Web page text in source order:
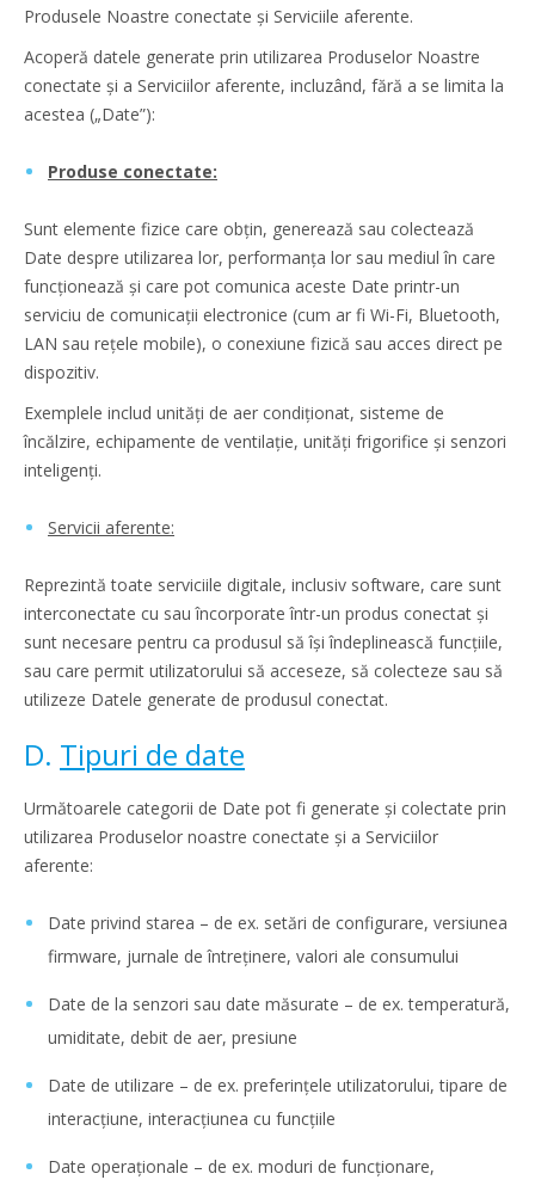
Produsele Noastre conectate și Serviciile aferente.
Acoperă datele generate prin utilizarea Produselor Noastre
conectate și a Serviciilor aferente, incluzând, fără a se limita la
acestea („Date”):
Produse conectate:
Sunt elemente fizice care obțin, generează sau colectează
Date despre utilizarea lor, performanța lor sau mediul în care
funcționează și care pot comunica aceste Date printr-un
serviciu de comunicații electronice (cum ar fi Wi-Fi, Bluetooth,
LAN sau rețele mobile), o conexiune fizică sau acces direct pe
dispozitiv.
Exemplele includ unități de aer condiționat, sisteme de
încălzire, echipamente de ventilație, unități frigorifice și senzori
inteligenți.
Servicii aferente:
Reprezintă toate serviciile digitale, inclusiv software, care sunt
interconectate cu sau încorporate într-un produs conectat și
sunt necesare pentru ca produsul să își îndeplinească funcțiile,
sau care permit utilizatorului să acceseze, să colecteze sau să
utilizeze Datele generate de produsul conectat.
D. Tipuri de date
Următoarele categorii de Date pot fi generate și colectate prin
utilizarea Produselor noastre conectate și a Serviciilor
aferente:
Date privind starea – de ex. setări de configurare, versiunea
firmware, jurnale de întreținere, valori ale consumului
Date de la senzori sau date măsurate – de ex. temperatură,
umiditate, debit de aer, presiune
Date de utilizare – de ex. preferințele utilizatorului, tipare de
interacțiune, interacțiunea cu funcțiile
Date operaționale – de ex. moduri de funcționare,